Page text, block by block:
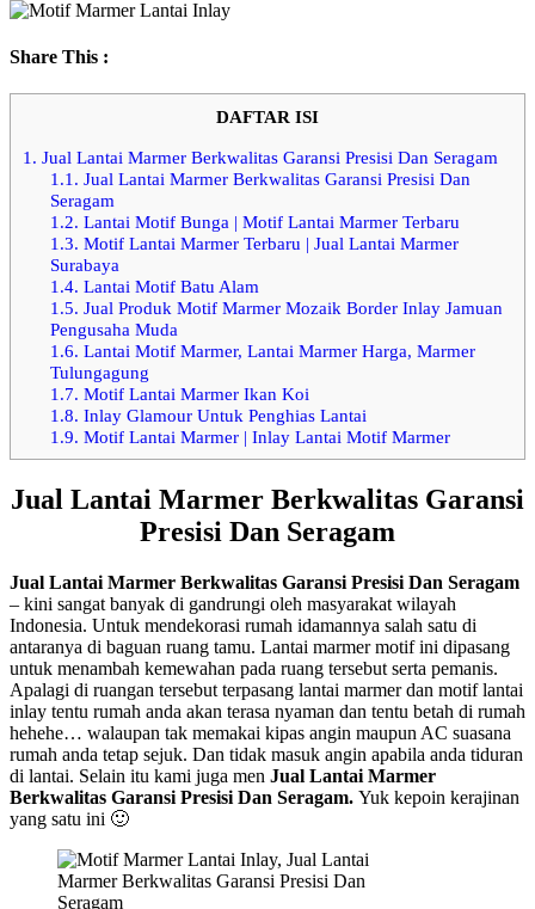
Share This :
DAFTAR ISI
1. Jual Lantai Marmer Berkwalitas Garansi Presisi Dan Seragam
1.1. Jual Lantai Marmer Berkwalitas Garansi Presisi Dan
Seragam
1.2. Lantai Motif Bunga | Motif Lantai Marmer Terbaru
1.3. Motif Lantai Marmer Terbaru | Jual Lantai Marmer
Surabaya
1.4. Lantai Motif Batu Alam
1.5. Jual Produk Motif Marmer Mozaik Border Inlay Jamuan
Pengusaha Muda
1.6. Lantai Motif Marmer, Lantai Marmer Harga, Marmer
Tulungagung
1.7. Motif Lantai Marmer Ikan Koi
1.8. Inlay Glamour Untuk Penghias Lantai
1.9. Motif Lantai Marmer | Inlay Lantai Motif Marmer
Jual Lantai Marmer Berkwalitas Garansi
Presisi Dan Seragam
Jual Lantai Marmer Berkwalitas Garansi Presisi Dan Seragam
– kini sangat banyak di gandrungi oleh masyarakat wilayah
Indonesia. Untuk mendekorasi rumah idamannya salah satu di
antaranya di baguan ruang tamu. Lantai marmer motif ini dipasang
untuk menambah kemewahan pada ruang tersebut serta pemanis.
Apalagi di ruangan tersebut terpasang lantai marmer dan motif lantai
inlay tentu rumah anda akan terasa nyaman dan tentu betah di rumah
hehehe… walaupan tak memakai kipas angin maupun AC suasana
rumah anda tetap sejuk. Dan tidak masuk angin apabila anda tiduran
di lantai. Selain itu kami juga men Jual Lantai Marmer
Berkwalitas Garansi Presisi Dan Seragam. Yuk kepoin kerajinan
yang satu ini 🙂